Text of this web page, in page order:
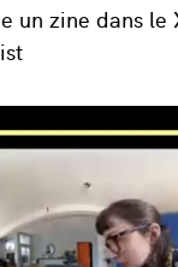
un zine dans le